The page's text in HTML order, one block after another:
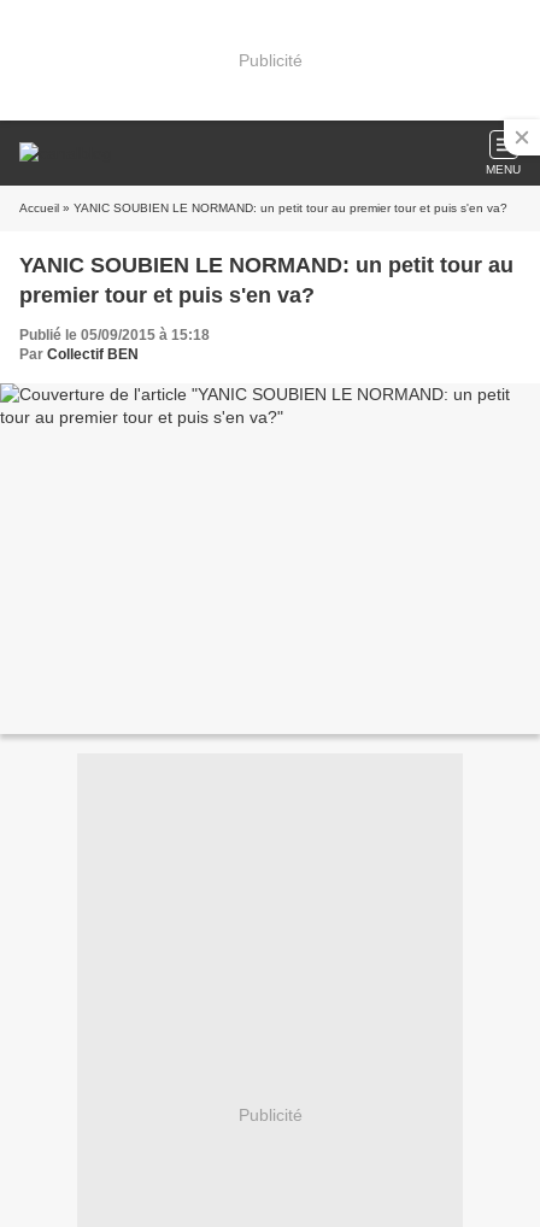
Publicité
MENU
Accueil » YANIC SOUBIEN LE NORMAND: un petit tour au premier tour et puis s'en va?
YANIC SOUBIEN LE NORMAND: un petit tour au
premier tour et puis s'en va?
Publié le 05/09/2015 à 15:18
Par Collectif BEN
Publicité